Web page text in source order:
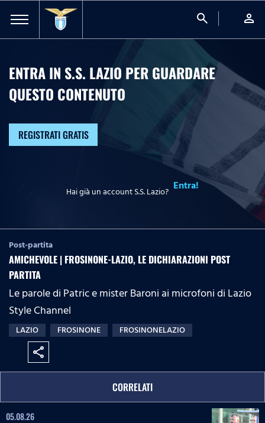
search person
ENTRA IN S.S. LAZIO PER GUARDARE
QUESTO CONTENUTO
REGISTRATI GRATIS
Hai già un account S.S. Lazio? Entra!
Post-partita
AMICHEVOLE | FROSINONE-LAZIO, LE DICHIARAZIONI POST
PARTITA
Le parole di Patric e mister Baroni ai microfoni di Lazio
Style Channel
LAZIO FROSINONE FROSINONELAZIO
share
CORRELATI
05.08.26